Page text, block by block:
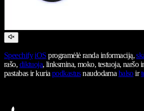
Speechify iOS programėlė randa informaciją,
rašo, diktuoja, linksmina, moko, testuoja, naršo
pastabas ir kuriapodkastusnaudodamabalsoir